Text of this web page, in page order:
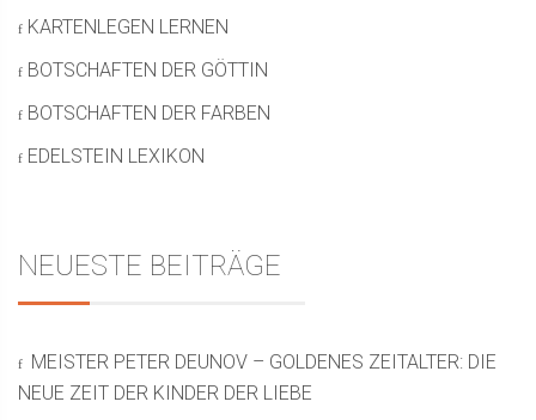
KARTENLEGEN LERNEN
BOTSCHAFTEN DER GÖTTIN
BOTSCHAFTEN DER FARBEN
EDELSTEIN LEXIKON
NEUESTE BEITRÄGE
MEISTER PETER DEUNOV – GOLDENES ZEITALTER: DIE
NEUE ZEIT DER KINDER DER LIEBE